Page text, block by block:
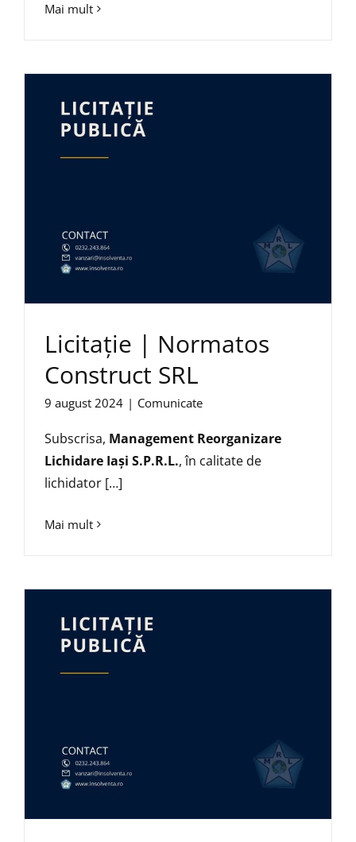
Mai mult
Licitație | Normatos
Construct SRL
9 august 2024 | Comunicate
Subscrisa, Management Reorganizare
Lichidare Iași S.P.R.L., în calitate de
lichidator […]
Mai mult